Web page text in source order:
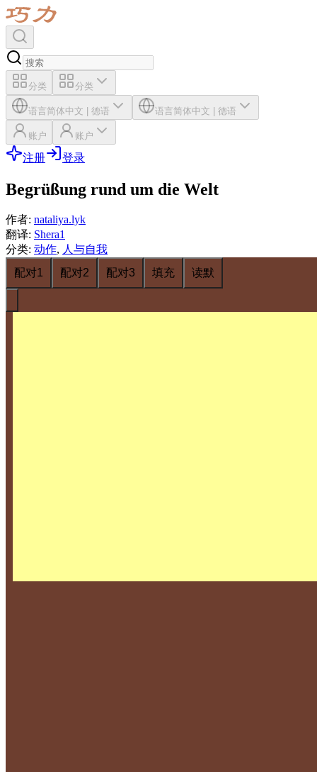
分类 分类
语言简体中文 | 德语 语言简体中文 | 德语
账户 账户
注册 登录
Begrüßung rund um die Welt
作者: nataliya.lyk
翻译: Shera1
分类: 动作, 人与自我
配对1
配对2 配对3 填充 读默